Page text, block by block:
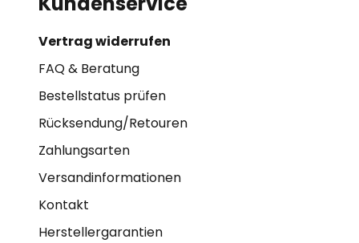
Vertrag widerrufen
FAQ & Beratung
Bestellstatus prüfen
Rücksendung/Retouren
Zahlungsarten
Versandinformationen
Kontakt
Herstellergarantien